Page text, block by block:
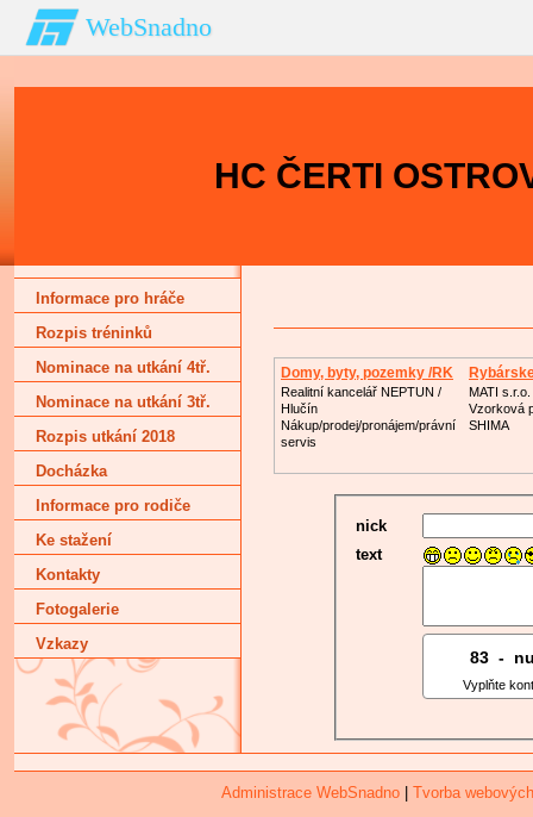
WebSnadno
HC ČERTI
Domy, byty, pozemky /RK
Realitní kancelář NEPTUN /
Hlučín
Nákup/prodej/pronájem/právní
servis
MATI
Vzorková
SHIMA
nick
text
838 -4
Vyplňte
Informace pro hráče
Rozpis tréninků
Nominace na utkání 4tř.
Nominace na utkání 3tř.
Rozpis utkání 2018
Docházka
Informace pro rodiče
Ke stažení
Kontakty
Fotogalerie
Vzkazy
Administrace WebSnadno| Tvorba